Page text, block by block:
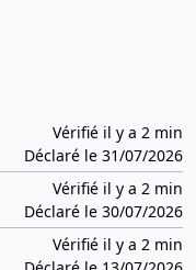
Vérifié il y a 2 min
Déclaré le 31/07/2026
Vérifié il y a 2 min
Déclaré le 30/07/2026
Vérifié il y a 2 min